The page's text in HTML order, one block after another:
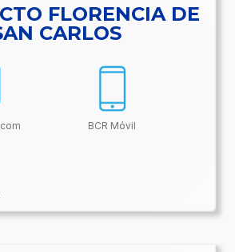
Conectividades/Acueductos
FLORENCIA DE
CARLOS
BCR Móvil